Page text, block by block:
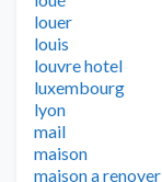
louer
louis
louvre hotel
luxembourg
lyon
mail
maison
maison a renover